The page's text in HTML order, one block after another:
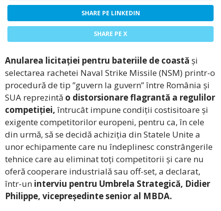
SHARE PE LINKEDIN
SHARE PE X
Anularea licitației pentru bateriile de coastă și
selectarea rachetei Naval Strike Missile (NSM) printr-o
procedură de tip ”guvern la guvern” între România și
SUA reprezintă o distorsionare flagrantă a regulilor
competiției, întrucât impune condiții costisitoare și
exigente competitorilor europeni, pentru ca, în cele
din urmă, să se decidă achiziția din Statele Unite a
unor echipamente care nu îndeplinesc constrângerile
tehnice care au eliminat toți competitorii și care nu
oferă cooperare industrială sau off-set, a declarat,
într-un interviu pentru Umbrela Strategică, Didier
Philippe, vicepreședinte senior al MBDA.